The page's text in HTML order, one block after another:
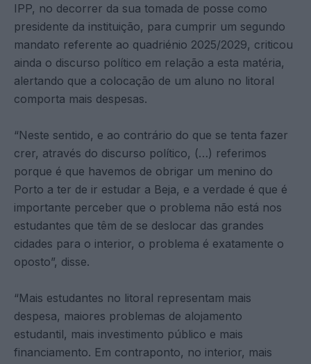
IPP, no decorrer da sua tomada de posse como
presidente da instituição, para cumprir um segundo
mandato referente ao quadriénio 2025/2029, criticou
ainda o discurso político em relação a esta matéria,
alertando que a colocação de um aluno no litoral
comporta mais despesas.
“Neste sentido, e ao contrário do que se tenta fazer
crer, através do discurso político, (…) referimos
porque é que havemos de obrigar um menino do
Porto a ter de ir estudar a Beja, e a verdade é que é
importante perceber que o problema não está nos
estudantes que têm de se deslocar das grandes
cidades para o interior, o problema é exatamente o
oposto”, disse.
“Mais estudantes no litoral representam mais
despesa, maiores problemas de alojamento
estudantil, mais investimento público e mais
financiamento. Em contraponto, no interior, mais